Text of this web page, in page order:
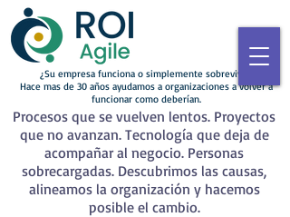
¿Su empresa funciona o simplemente sobrevive?
Hace mas de 30 años ayudamos a organizaciones a volver a
funcionar como deberían.
Procesos que se vuelven lentos. Proyectos
que no avanzan. Tecnología que deja de
acompañar al negocio. Personas
sobrecargadas. Descubrimos las causas,
alineamos la organización y hacemos
posible el cambio.